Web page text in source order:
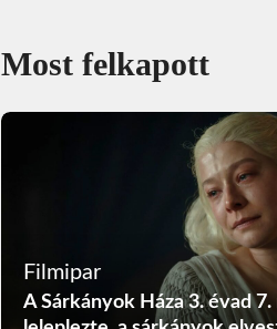
Most felkapott
Filmipar
A Sárkányok Háza 3. évad 7.